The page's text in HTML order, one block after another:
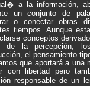
a la información,
un conjunto de
o conectar obras
tiempos. Aunque
conceptos
de la percepción,
el pensamiento
que aportará a una
con libertad pero
responsable de un